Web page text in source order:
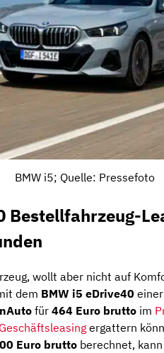
BMW i5; Quelle: Pressefoto
Bestellfahrzeug-
wollt aber nicht auf
dem BMW i5 eDrive40
für 464 Euro brutto im
Geschäftsleasing ergattern
Euro brutto berechnet,